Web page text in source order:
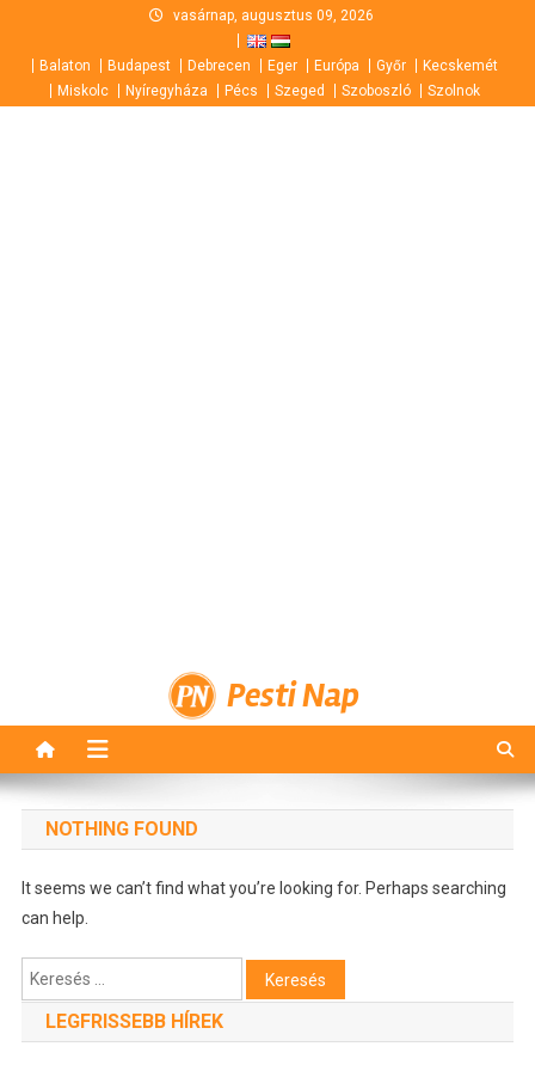
content
vasárnap, augusztus 09, 2026
Balaton Budapest Debrecen Eger Európa Győr
Kecskemét
Miskolc
Nyíregyháza Pécs Szeged Szoboszló Szolnok
Pesti Nap
NOTHING FOUND
It seems we can’t find what you’re looking for. Perhaps searching
can help.
Keresés:
LEGFRISSEBB HÍREK